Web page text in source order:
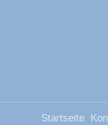
Startseite